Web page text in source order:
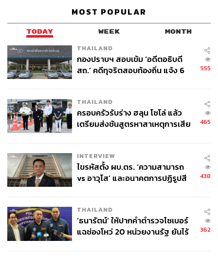
10 ปี และสามารถหาทางล้มบ็อกซ์ออฟฟิศของ
เป็นเหมือนหนังต้นทางของพวกนี้ ก็วนครบ
10 ปีพอดี) ว่าง่ายๆคือ อัตราความล้มเหลวน้อยมาก เพราะ
ทั้งหมดนี้ยังไม่นับการทำหนังภาคต่อเรื่องอื่นๆ และบรรดา
หนังรีเมก รีบู๊ตต่างๆ ที่มีมากเสียจนคนเริ่มบ่นว่าทำไมยุคนี้หา
เพราะหนังรีเมกและรีบู๊ตต่างๆ ช่วยรับประกันความปลอดภัย
ของการลงทุนสร้างได้แบบหนึ่ง คือไอเดียหลักของหนังเรื่อง
นั้นๆ ในสมัยคิดขึ้นมาครั้งแรกมันถูกพิสูจน์ว่ามันเวิร์กมาแล้ว
เอามาทำใหม่อีกครั้ง อย่างไรก็น่าจะสนุกเหมือนเดิม ไว้
กลุ่มผู้ใหญ่ให้เข้าไปหวนรำลึกความหลังสนุกๆ อีกครั้ง
ตัวอย่างเช่นJurassic Worldที่เป็นการรีบู๊ตของ Jurassic
Parkแม้ว่าหน้าหนังจะดูเปลี่ยนหมด แต่จริงๆ แล้วโครงสร้าง
มันไม่เคยมีมาก่อน สายผู้ใหญ่ก็ได้กลับมาลุ้นฉากทีเร็กซ์
เหมือนสมัยก่อน โดยไม่ได้สนใจว่าเนื้อเรื่องแบบนี้มันเคยดูมา
แล้ว
MOST POPULAR
TODAY WEEK MONTH
THAILAND
กองปราบฯ สอบเข้ม ‘อดีตอธิบดี
สถ.’ คดีทุจริตสอบท้องถิ่น แจ้ง 6
555
THAILAND
ครอบครัวรับร่าง ฮลุน โซโล่ แล้ว
เตรียมส่งชันสูตรหาสาเหตุการเสีย
465
INTERVIEW
ไขรหัสตั้ง ผบ.ตร. ‘ความสามารถ
vs อาวุโส’ และอนาคตการปฏิรูปสี
438
THAILAND
‘ธนารัตน์’ ให้ปากคำตำรวจไซเบอร์
แฉช่องโหว่ 20 หน่วยงานรัฐ ยันไร้
362